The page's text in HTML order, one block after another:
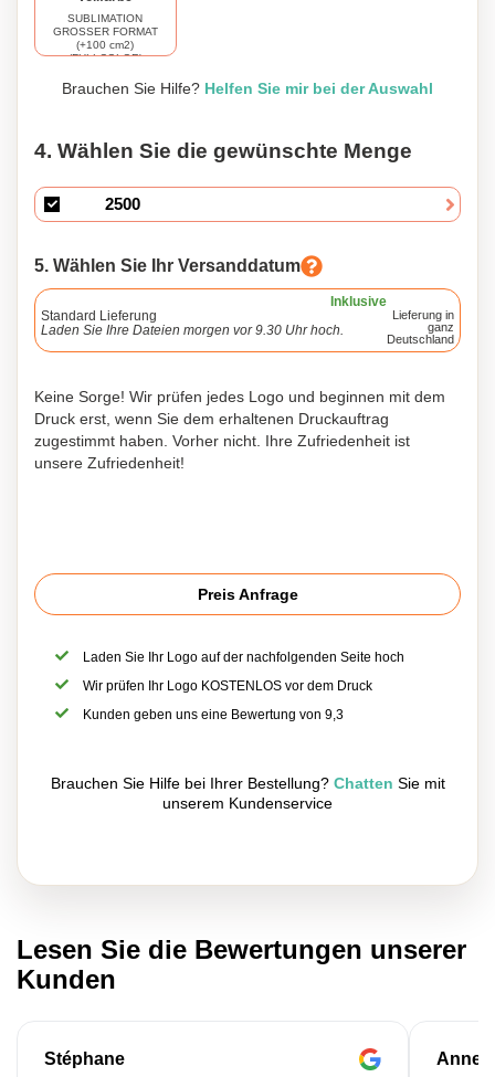
SUBLIMATION
GROSSER FORMAT
(+100 cm2)
(FULLCOLOR)
Brauchen Sie Hilfe? Helfen Sie mir bei der Auswahl
4. Wählen Sie die gewünschte Menge
5. Wählen Sie Ihr Versanddatum
Inklusive
Standard Lieferung
Laden Sie Ihre Dateien morgen vor 9.30 Uhr hoch.
Lieferung in
ganz
Deutschland
Keine Sorge! Wir prüfen jedes Logo und beginnen mit dem
Druck erst, wenn Sie dem erhaltenen Druckauftrag
zugestimmt haben. Vorher nicht. Ihre Zufriedenheit ist
unsere Zufriedenheit!
Preis Anfrage
Laden Sie Ihr Logo auf der nachfolgenden Seite hoch
Wir prüfen Ihr Logo KOSTENLOS vor dem Druck
Kunden geben uns eine Bewertung von 9,3
Brauchen Sie Hilfe bei Ihrer Bestellung? Chatten Sie mit
unserem Kundenservice
Lesen Sie die Bewertungen unserer
Kunden
Stéphane Anne-